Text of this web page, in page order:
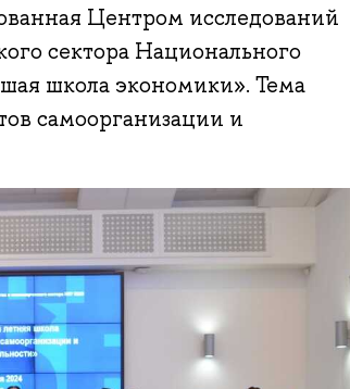
Центром исследований
сектора Национального
школа экономики». Тема
самоорганизации и